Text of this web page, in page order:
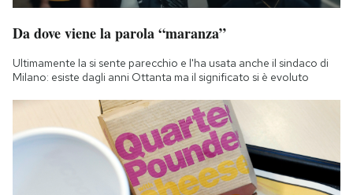
Da dove viene la parola “maranza”
Ultimamente la si sente parecchio e l'ha usata anche il sindaco di
Milano: esiste dagli anni Ottanta ma il significato si è evoluto